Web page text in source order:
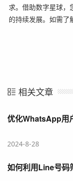
求。借助数字星球，
的持续发展。如需了
相关文章
优化WhatsApp用
2024-8-28
如何利用Line号码